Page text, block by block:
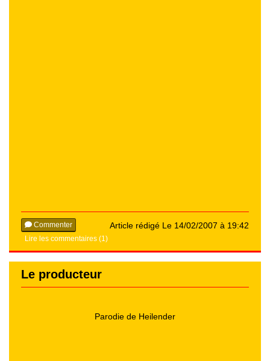
Article rédigé Le 14/02/2007 à 19:42
Commenter
Lire les commentaires (1)
Le producteur
Parodie de Heilender